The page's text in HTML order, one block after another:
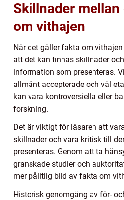
Skillnader
om vithajen
När det gäller fakta om
att det kan finnas skillnader
information som presenteras.
allmänt accepterade och väl
kan vara kontroversiella eller
forskning.
Det är viktigt för läsaren att
skillnader och vara kritisk till
presenteras. Genom att ta
granskade studier och
mer pålitlig bild av fakta om
Historisk genomgång av för-